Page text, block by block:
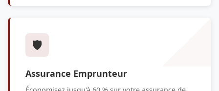
🛡️
Assurance Emprunteur